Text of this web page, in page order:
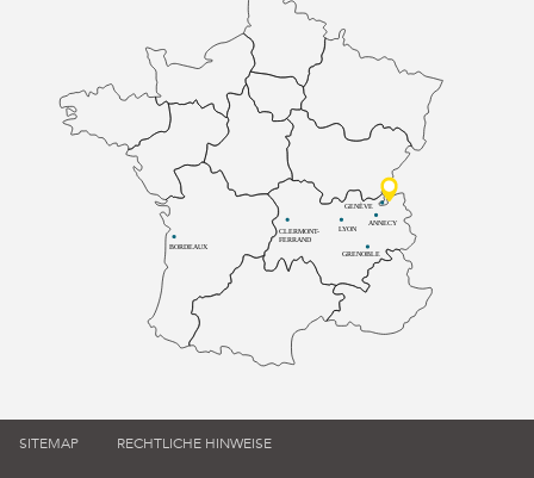
BORDEAUX
CLERMONT-
FERRAND
LYON
ANNECY
GRENOBLE
GENÈVE
SITEMAP RECHTLICHE HINWEISE